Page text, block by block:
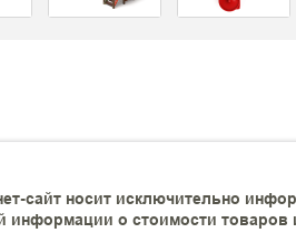
сайт носит исключительно
о стоимости товаров